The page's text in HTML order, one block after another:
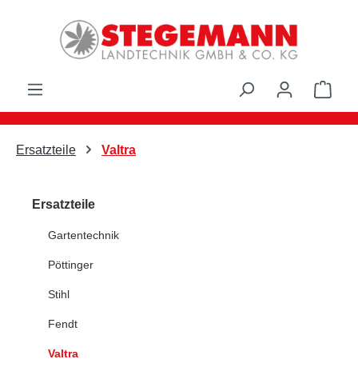
Zum Hauptinhalt springen
Ersatzteile Valtra
Ersatzteile
Gartentechnik
Pöttinger
Stihl
Fendt
Valtra